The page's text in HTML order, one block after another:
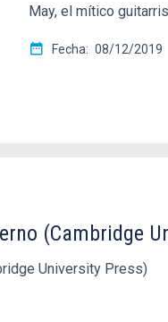
May, el mítico
Fecha 08/12/2019
(Cambridge
University Press)